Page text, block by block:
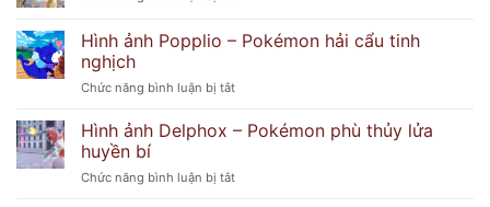
Dễ
Bí
ảnh
Lusamine
thần
đoán
Hình ảnh Popplio – Pokémon hải cẩu tinh
nghịch
Chức năng bình luận bị tắtở
ảnh
Popplio
Pokémon
Hình ảnh Delphox – Pokémon phù thủy lửa
huyền bí
Chức năng bình luận bị tắtở